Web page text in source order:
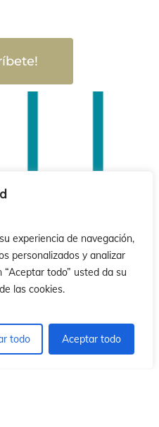
experiencia de navegación,
personalizados y analizar
todo” usted da su
las cookies.
todo Aceptar todo